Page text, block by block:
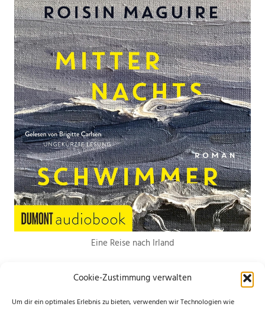
Cookie-Zustimmung verwalten
Um dir ein optimales Erlebnis zu bieten, verwenden wir Technologien wie
Eine Reise nach Irland